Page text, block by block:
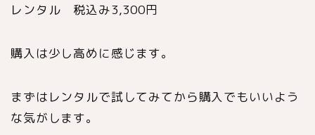
レンタル 税込み3,300円
購入は少し高めに感じます。
まずはレンタルで試してみてから購入でもいいよう
な気がします。